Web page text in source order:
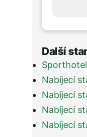
Další
Nabíjecí
Nabíjecí
Nabíjecí
Nabíjecí